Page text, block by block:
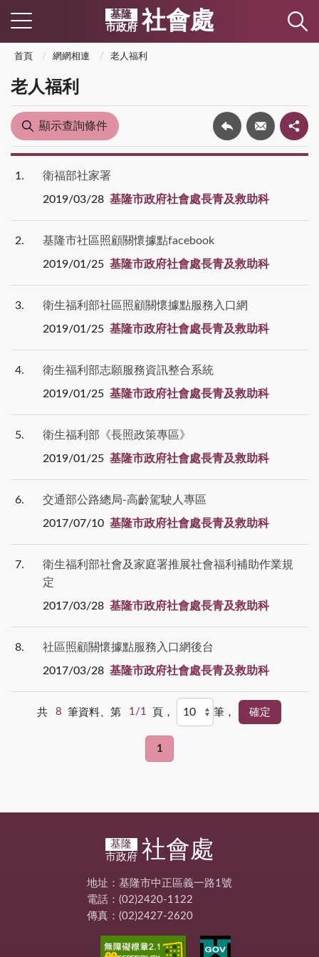
基隆
市政府 社會處
首頁 網網相連 老人福利
老人福利
顯示查詢條件
1 衛福部社家署
2019/03/28 基隆市政府社會處長青及救助科
2 基隆市社區照顧關懷據點facebook
2019/01/25 基隆市政府社會處長青及救助科
3 衛生福利部社區照顧關懷據點服務入口網
2019/01/25 基隆市政府社會處長青及救助科
4 衛生福利部志願服務資訊整合系統
2019/01/25 基隆市政府社會處長青及救助科
5 衛生福利部《長照政策專區》
2019/01/25 基隆市政府社會處長青及救助科
6 交通部公路總局-高齡駕駛人專區
2017/07/10 基隆市政府社會處長青及救助科
7
衛生福利部社會及家庭署推展社會福利補助作業規
定
2017/03/28 基隆市政府社會處長青及救助科
8 社區照顧關懷據點服務入口網後台
2017/03/28 基隆市政府社會處長青及救助科
共 8 筆資料、第 1/1 頁， 筆，
1
基隆
市政府 社會處
地址：基隆市中正區義一路1號
電話：(02)2420-1122
傳真：(02)2427-2620